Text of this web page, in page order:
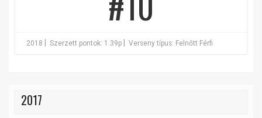
2018 Szerzett pontok: 1.39p Verseny típus: Felnőtt Férfi
2017